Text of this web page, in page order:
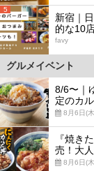
5
新宿｜
的な10
favy
グルメイベント
8/6〜｜
定のカ
8月6日(
『焼き
売！大
8月6日(